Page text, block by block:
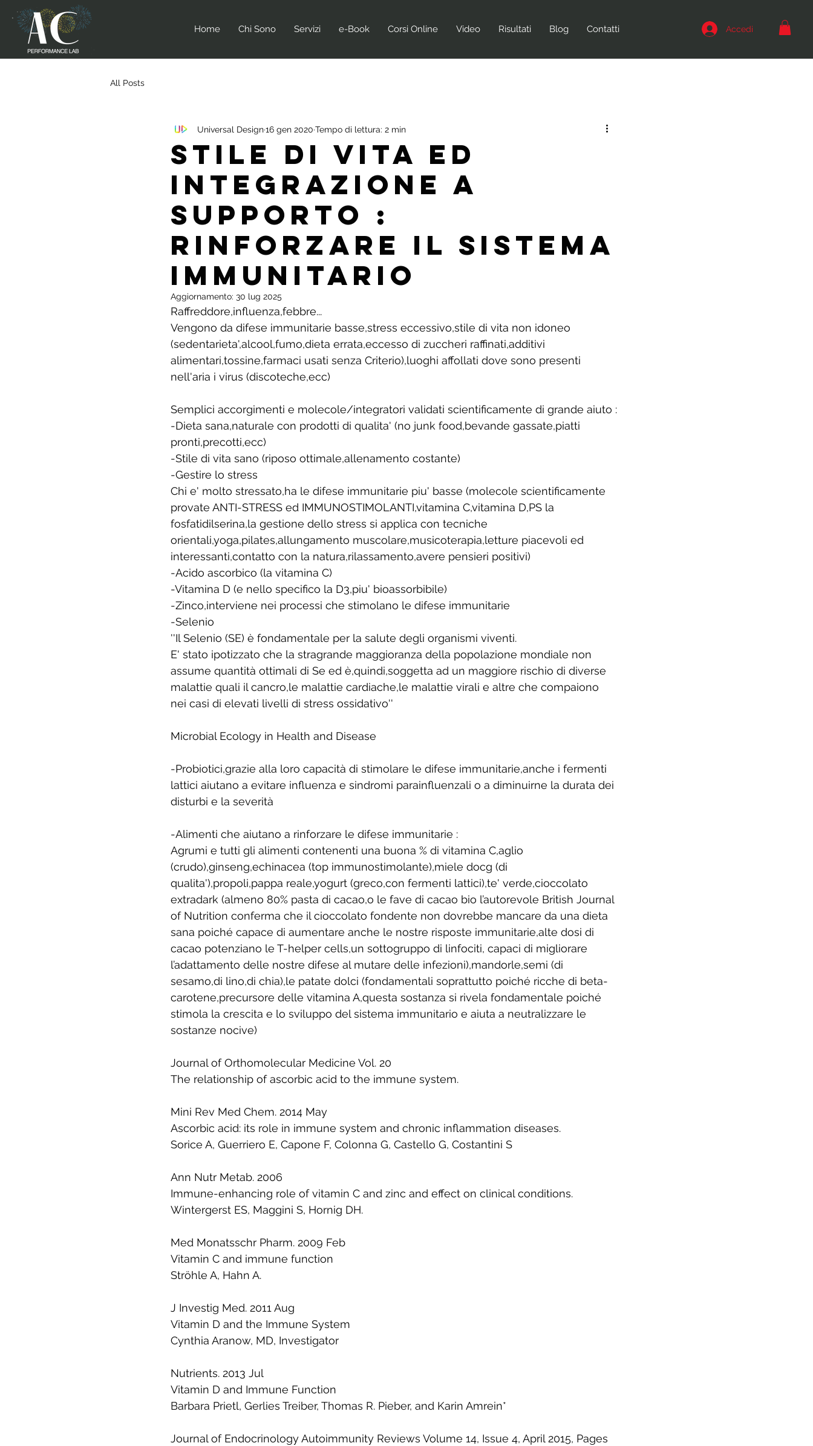
Home Chi Sono Servizi e-Book Corsi Online Video Risultati Blog Contatti Accedi
All Posts
STILE DI VITA ED
INTEGRAZIONE A
SUPPORTO :
RINFORZARE IL SISTEMA
IMMUNITARIO
Universal Design16 gen 2020 Tempo di lettura: 2 min
Aggiornamento: 30 lug 2025
Raffreddore,influenza,febbre...
Vengono da difese immunitarie basse,stress eccessivo,stile di vita non idoneo
(sedentarieta',alcool,fumo,dieta errata,eccesso di zuccheri raffinati,additivi
alimentari,tossine,farmaci usati senza Criterio),luoghi affollati dove sono presenti
nell'aria i virus (discoteche,ecc)
Semplici accorgimenti e molecole/integratori validati scientificamente di grande aiuto :
-Dieta sana,naturale con prodotti di qualita' (no junk food,bevande gassate,piatti
pronti,precotti,ecc)
-Stile di vita sano (riposo ottimale,allenamento costante)
-Gestire lo stress
Chi e' molto stressato,ha le difese immunitarie piu' basse (molecole scientificamente
provate ANTI-STRESS ed IMMUNOSTIMOLANTI,vitamina C,vitamina D,PS la
fosfatidilserina,la gestione dello stress si applica con tecniche
orientali,yoga,pilates,allungamento muscolare,musicoterapia,letture piacevoli ed
interessanti,contatto con la natura,rilassamento,avere pensieri positivi)
-Acido ascorbico (la vitamina C)
-Vitamina D (e nello specifico la D3,piu' bioassorbibile)
-Zinco,interviene nei processi che stimolano le difese immunitarie
-Selenio
''Il Selenio (SE) è fondamentale per la salute degli organismi viventi.
E' stato ipotizzato che la stragrande maggioranza della popolazione mondiale non
assume quantità ottimali di Se ed è,quindi,soggetta ad un maggiore rischio di diverse
malattie quali il cancro,le malattie cardiache,le malattie virali e altre che compaiono
nei casi di elevati livelli di stress ossidativo''
Microbial Ecology in Health and Disease
-Probiotici,grazie alla loro capacità di stimolare le difese immunitarie,anche i fermenti
lattici aiutano a evitare influenza e sindromi parainfluenzali o a diminuirne la durata dei
disturbi e la severità
-Alimenti che aiutano a rinforzare le difese immunitarie :
Agrumi e tutti gli alimenti contenenti una buona % di vitamina C,aglio
(crudo),ginseng,echinacea (top immunostimolante),miele docg (di
qualita'),propoli,pappa reale,yogurt (greco,con fermenti lattici),te' verde,cioccolato
extradark (almeno 80% pasta di cacao,o le fave di cacao bio l’autorevole British Journal
of Nutrition conferma che il cioccolato fondente non dovrebbe mancare da una dieta
sana poiché capace di aumentare anche le nostre risposte immunitarie,alte dosi di
cacao potenziano le T-helper cells,un sottogruppo di linfociti, capaci di migliorare
l’adattamento delle nostre difese al mutare delle infezioni),mandorle,semi (di
sesamo,di lino,di chia),le patate dolci (fondamentali soprattutto poiché ricche di beta-
carotene,precursore delle vitamina A,questa sostanza si rivela fondamentale poiché
stimola la crescita e lo sviluppo del sistema immunitario e aiuta a neutralizzare le
sostanze nocive)
Journal of Orthomolecular Medicine Vol. 20
The relationship of ascorbic acid to the immune system.
Mini Rev Med Chem. 2014 May
Ascorbic acid: its role in immune system and chronic inflammation diseases.
Sorice A, Guerriero E, Capone F, Colonna G, Castello G, Costantini S
Ann Nutr Metab. 2006
Immune-enhancing role of vitamin C and zinc and effect on clinical conditions.
Wintergerst ES, Maggini S, Hornig DH.
Med Monatsschr Pharm. 2009 Feb
Vitamin C and immune function
Ströhle A, Hahn A.
J Investig Med. 2011 Aug
Vitamin D and the Immune System
Cynthia Aranow, MD, Investigator
Nutrients. 2013 Jul
Vitamin D and Immune Function
Barbara Prietl, Gerlies Treiber, Thomas R. Pieber, and Karin Amrein*
Journal of Endocrinology Autoimmunity Reviews Volume 14, Issue 4, April 2015, Pages